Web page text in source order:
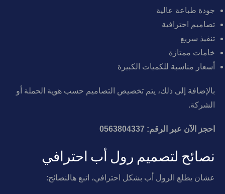
جودة طباعة عالية
تصاميم احترافية
تنفيذ سريع
خامات ممتازة
أسعار مناسبة للكميات الكبيرة
بالإضافة إلى ذلك، يتم تخصيص التصاميم حسب هوية الحملة أو
الشركة.
احجز الآن عبر الرقم: 0563804337
نصائح لتصميم رول أب احترافي
عشان يطلع الرول أب بشكل احترافي، اتبع هالنصائح: